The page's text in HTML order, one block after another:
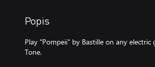
Popis
Play "Pompeii" by Bastille on any
Tone.